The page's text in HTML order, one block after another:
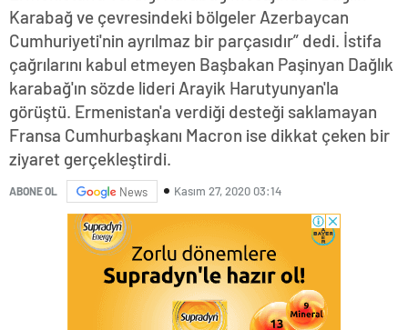
Karabağ ve çevresindeki bölgeler Azerbaycan
Cumhuriyeti'nin ayrılmaz bir parçasıdır” dedi. İstifa
çağrılarını kabul etmeyen Başbakan Paşinyan Dağlık
karabağ'ın sözde lideri Arayik Harutyunyan'la
görüştü. Ermenistan'a verdiği desteği saklamayan
Fransa Cumhurbaşkanı Macron ise dikkat çeken bir
ziyaret gerçekleştirdi.
ABONE OL News Kasım 27, 2020 03:14